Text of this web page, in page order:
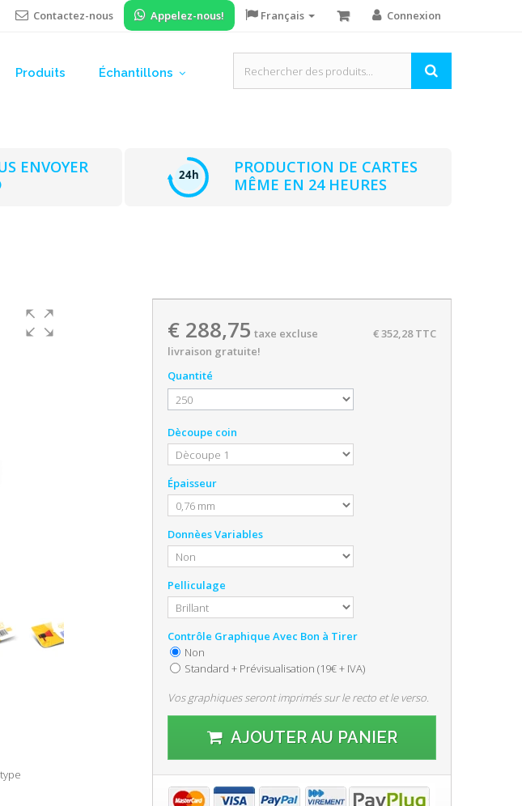
Connexion
Français
Contactez-nous Appelez-nous!
Produits Échantillons
ENVOYER
PRODUCTION DE CARTES
MÊME EN 24 HEURES
€ 288,75 taxe excluse € 352,28TTC
livraison gratuite!
Quantité
Dècoupe coin
Épaisseur
Donnèes Variables
Pelliculage
Contrôle Graphique Avec Bon à Tirer
Non
Standard + Prévisualisation (19€ + IVA)
Vos graphiques seront imprimés sur le recto et le verso.
AJOUTER AU PANIER